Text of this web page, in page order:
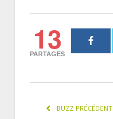
13
PARTAGES
BUZZ PRÉCÉDENT